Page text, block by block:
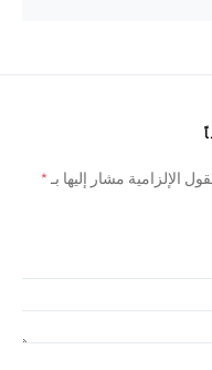
الإلزامية مشار إليها بـ *